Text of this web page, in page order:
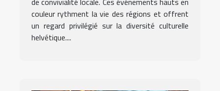
couleur rythment la vie des régions et offrent
un regard privilégié sur la diversité culturelle
helvétique....